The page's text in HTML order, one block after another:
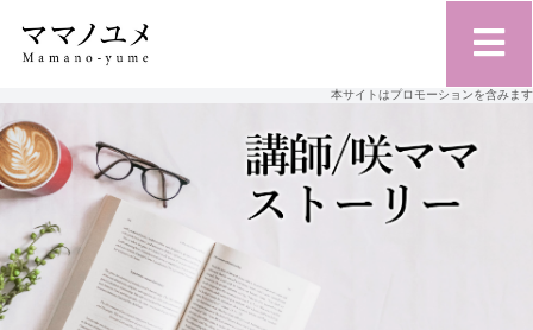
本サイトはプロモーションを含みます